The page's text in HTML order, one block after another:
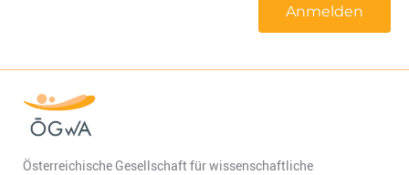
Anmelden
Österreichische Gesellschaft für wissenschaftliche